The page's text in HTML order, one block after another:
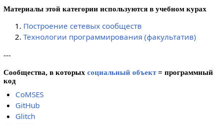
Материалы этой категории используются в учебном курах
Построение сетевых сообществ
Технологии программирования (факультатив)
---
Сообщества, в которых социальный объект= программный
код
CoMSES
GitHub
Glitch